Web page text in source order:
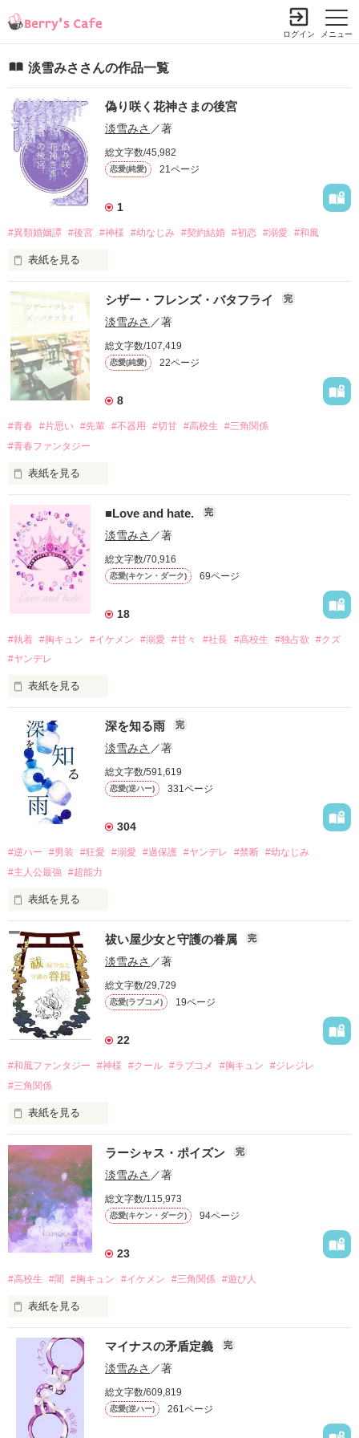
メニュー
ログイン
淡雪みささんの作品一覧
偽り咲く花神さまの後宮
淡雪みさ ／著
総文字数/45,982
恋愛(純愛) 21ページ
1
#異類婚姻譚 #後宮 #神様 #幼なじみ #契約結婚 #初恋 #溺愛 #和風
表紙を見る
神と人が共に生きる列島国家・常世国では、神の代替わりと
同時に術を持つ複数の巫女を後宮に招き、成人の儀式で正式な
花嫁を選ぶというしきたりがある。
澄珠《すみ》は、八つの時に契約して後宮入りし、花神とは
幼なじみのように育った、花神の最初の花嫁候補。花神の様子
が突然変わってしまったことに疑念を抱き、偽物ではないかと
疑うが、後から後宮に入ってきた妹の琴に寵愛姫の座を奪われ
何かを隠している様子の他の二人の花嫁候補と、花神・千夜
作品を読む
シザー・フレンズ・バタフライ 完
淡雪みさ ／著
総文字数/107,419
恋愛(純愛) 22ページ
8
#青春 #片思い #先輩 #不器用 #切甘 #高校生
#三角関係
#青春ファンタジー
表紙を見る
悲しい恋をする貴方が好きな私の恋も、悲しい恋になることく
らい分かってた
作品を読む
■Love and hate. 完
淡雪みさ ／著
総文字数/70,916
恋愛(キケン・ダーク) 69ページ
18
#執着 #胸キュン #イケメン #溺愛 #甘々 #社長 #高校生 #独占欲
#クズ
#ヤンデレ
表紙を見る
婚約者のいる社長令嬢
×
ライバル会社の若社長
甘いマスクのその先は――……？
作品を読む
深を知る雨 完
淡雪みさ ／著
総文字数/591,619
恋愛(逆ハー) 331ページ
304
#逆ハー #男装 #狂愛 #溺愛 #過保護 #ヤンデレ #禁断 #幼なじみ
#主人公最強
#超能力
表紙を見る
過保護な保護者
東宮泰久
一ノ宮一也
生意気なライバル
関西弁の策士
相模遊
女嫌いの女顔
皐月里緒
澤小雪
破天荒な男装ビッチ主人公
祓い屋少女と守護の眷属 完
淡雪みさ ／著
総文字数/29,729
恋愛(ラブコメ) 19ページ
22
#和風ファンタジー #神様 #クール #ラブコメ #胸キュン
#ジレジレ
#三角関係
表紙を見る
祓い屋JK（物理）
×
が君たちのお悩み解決します！（多分）
ラーシャス・ポイズン 完
淡雪みさ ／著
総文字数/115,973
恋愛(キケン・ダーク) 94ページ
23
#高校生 #闇 #胸キュン #イケメン #三角関係 #遊び人
表紙を見る
常軌を逸した四角関係
マイナスの矛盾定義 完
淡雪みさ ／著
総文字数/609,819
恋愛(逆ハー) 261ページ